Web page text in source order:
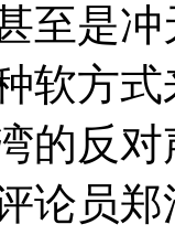
至是
软方
的反
论员